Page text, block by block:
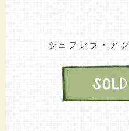
シェフレラ・ア